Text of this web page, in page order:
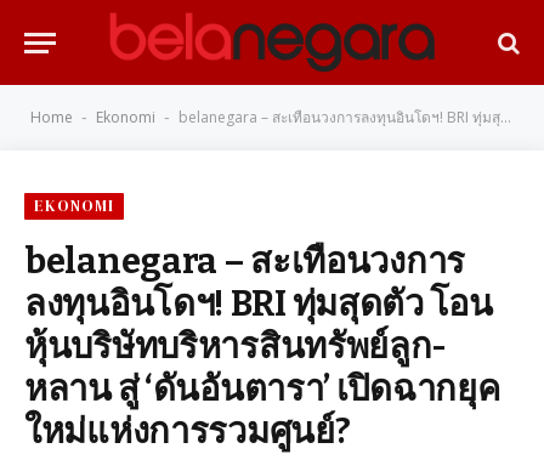
Home - Ekonomi - belanegara – สะเทือนวงการลงทุนอินโดฯ! BRI ทุ่มสุดตัว โอนหุ้นบริษัทบริหารสินทรัพย์ลูก-หลาน สู่ ‘ดันอันตารา’ เปิดฉากยุคใหม่แห่งการรวมศูนย์?
EKONOMI
belanegara – สะเทือนวงการ
ลงทุนอินโดฯ! BRI ทุ่มสุดตัว โอน
หุ้นบริษัทบริหารสินทรัพย์ลูก-
หลาน สู่ ‘ดันอันตารา’ เปิดฉากยุค
ใหม่แห่งการรวมศูนย์?